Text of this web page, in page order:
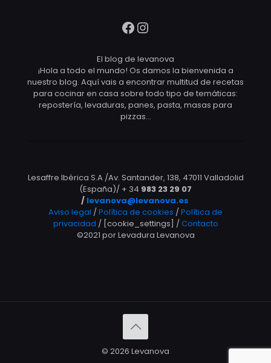
Facebook
Instagram
El blog de levanova
¡Hola a todo el mundo! Os damos la bienvenida a
nuestro blog. Aquí vais a encontrar multitud de recetas
para cocinar en casa sobre todo tipo de temáticas:
repostería, levaduras, panes, pasta, masas para
pizzas…
Lesaffre Ibérica S.A /Av. Santander, 138, 47011 Valladolid
(España)/ + 34 983 23 29 07
/ levanova@levanova.es
Aviso legal /Política de cookies /Política de
privacidad / [cookie_settings] /Contacto
©2021 por Levadura Levanova
© 2026 Levanova